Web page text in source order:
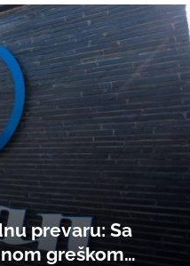
prevaru: Sa
greškom